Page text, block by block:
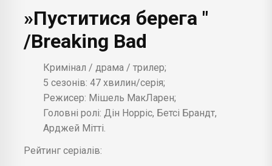
»Пуститися берега "
/Breaking Bad
Кримінал / драма / трилер;
5 сезонів: 47 хвилин/серія;
Режисер: Мішель МакЛарен;
Головні ролі: Дін Норріс, Бетсі Брандт,
Арджей Мітті.
Рейтинг серіалів: